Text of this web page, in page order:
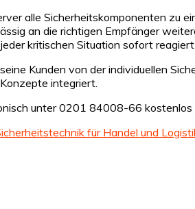
alle Sicherheitskomponenten zu
an die richtigen Empfänger
kritischen Situation sofort
Kunden von der individuellen
integriert.
unter 0201 84008-66 kostenlos
für Handel und